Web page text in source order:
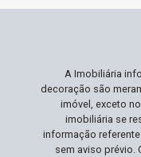
A Imobiliária
decoração são
imóvel, exceto
imobiliária se
informação
sem aviso prévio.